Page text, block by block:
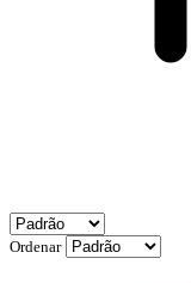
Ordenar